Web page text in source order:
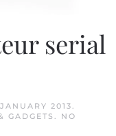
serial
2013.
GADGETS . NO